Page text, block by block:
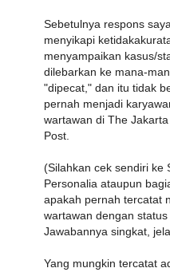
Sebetulnya respons
menyikapi
menyampaikan kasus/
dilebarkan ke mana-
"dipecat," dan itu tidak
pernah menjadi
wartawan di The Jakarta
Post.
(Silahkan cek sendiri ke
Personalia ataupun
apakah pernah tercatat
wartawan dengan
Jawabannya singkat,
Yang mungkin tercatat